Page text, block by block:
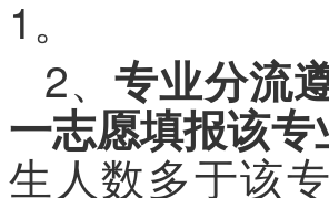
1。
2、专业分流
一志愿填报该
生人数多于该